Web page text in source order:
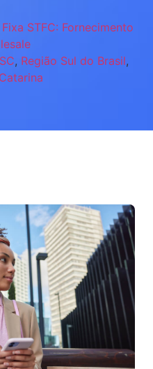
STFC: Fornecimento
, Região Sul do Brasil,